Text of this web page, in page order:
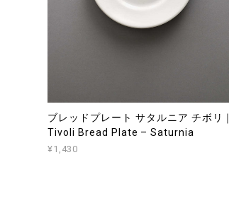
ブレッドプレート サタルニア チボリ｜
Tivoli Bread Plate – Saturnia
¥1,430